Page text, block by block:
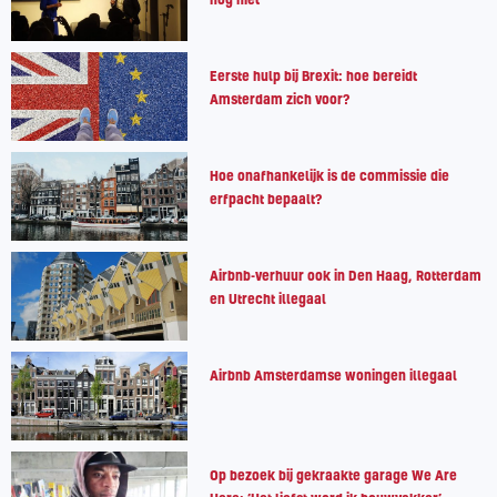
Eerste hulp bij Brexit: hoe bereidt
Amsterdam zich voor?
Hoe onafhankelijk is de commissie die
erfpacht bepaalt?
Airbnb-verhuur ook in Den Haag, Rotterdam
en Utrecht illegaal
Airbnb Amsterdamse woningen illegaal
Op bezoek bij gekraakte garage We Are